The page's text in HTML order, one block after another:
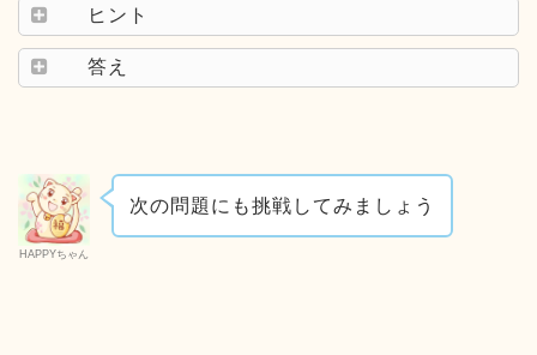
ヒント
答え
HAPPYちゃん
次の問題にも挑戦してみましょう